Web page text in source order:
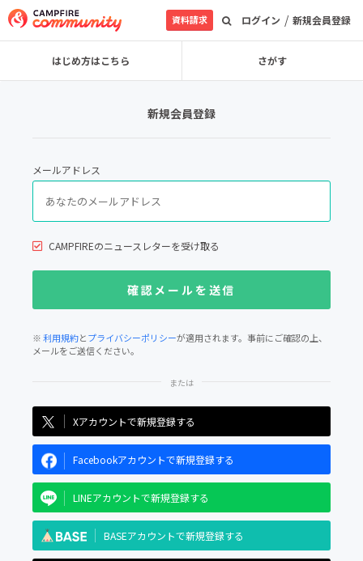
ログイン / 新規会員登録
資料請求
はじめ方はこちら さがす
新規会員登録
メールアドレス
CAMPFIREのニュースレターを受け取る
※利用規約とプライバシーポリシーが適用されます。事前にご確認の上、
メールをご送信ください。
Xアカウントで新規登録する
Facebookアカウントで新規登録する
LINEアカウントで新規登録する
BASEアカウントで新規登録する